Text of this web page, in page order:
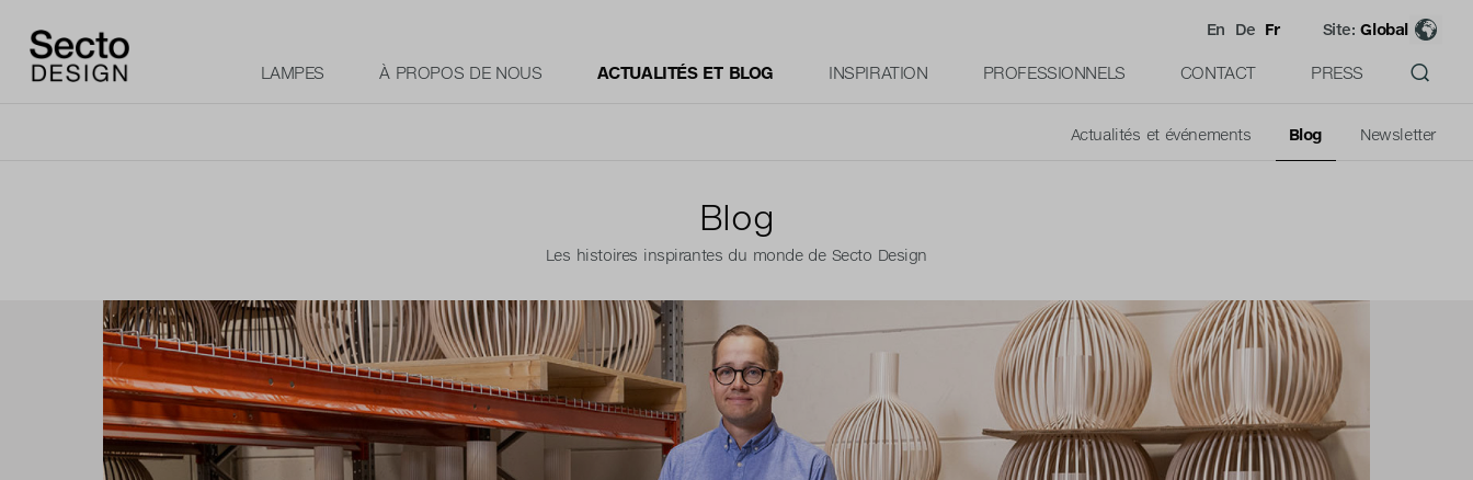
LAMPES À PROPOS DE NOUS ACTUALITÉS ET BLOG INSPIRATION PROFESSIONNELS CONTACT PRESS
En De Fr Site:Global
Actualités et événements Blog Newsletter
Blog
Les histoires inspirantes du monde de Secto Design